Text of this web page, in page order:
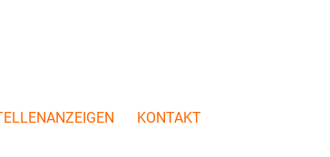
KONTAKT